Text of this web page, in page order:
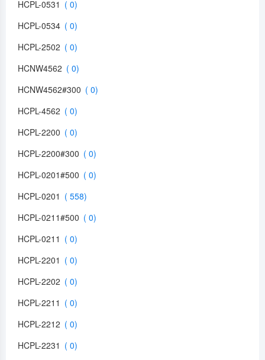
HCPL-0531
HCPL-0534
HCPL-2502
HCNW4562
HCNW4562#300
HCPL-4562
HCPL-2200
HCPL-2200#300
HCPL-0201#500
HCPL-0201
HCPL-0211#500
HCPL-0211
HCPL-2201
HCPL-2202
HCPL-2211
HCPL-2212
HCPL-2231